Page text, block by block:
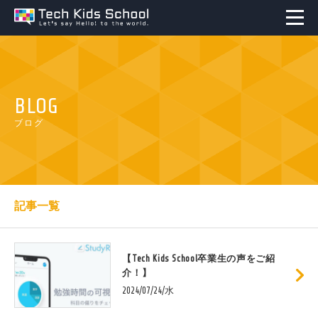
BLOG
ブログ
記事一覧
【Tech Kids School卒業生の声をご紹
介！】
2024/07/24/水